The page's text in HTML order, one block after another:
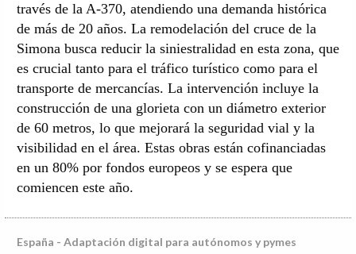
través de la A-370, atendiendo una demanda histórica
de más de 20 años. La remodelación del cruce de la
Simona busca reducir la siniestralidad en esta zona, que
es crucial tanto para el tráfico turístico como para el
transporte de mercancías. La intervención incluye la
construcción de una glorieta con un diámetro exterior
de 60 metros, lo que mejorará la seguridad vial y la
visibilidad en el área. Estas obras están cofinanciadas
en un 80% por fondos europeos y se espera que
comiencen este año.
España - Adaptación digital para autónomos y pymes